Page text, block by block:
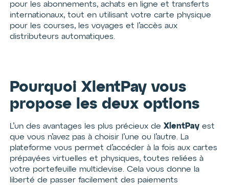
pour les abonnements, achats en ligne et transferts
internationaux, tout en utilisant votre carte physique
pour les courses, les voyages et l’accès aux
distributeurs automatiques.
Pourquoi XlentPay vous
propose les deux options
L’un des avantages les plus précieux deXlentPay est
que vous n’avez pas à choisir l’une ou l’autre. La
plateforme vous permet d’accéder à la fois aux cartes
prépayées virtuelles et physiques, toutes reliées à
votre portefeuille multidevise. Cela vous donne la
liberté de passer facilement des paiements